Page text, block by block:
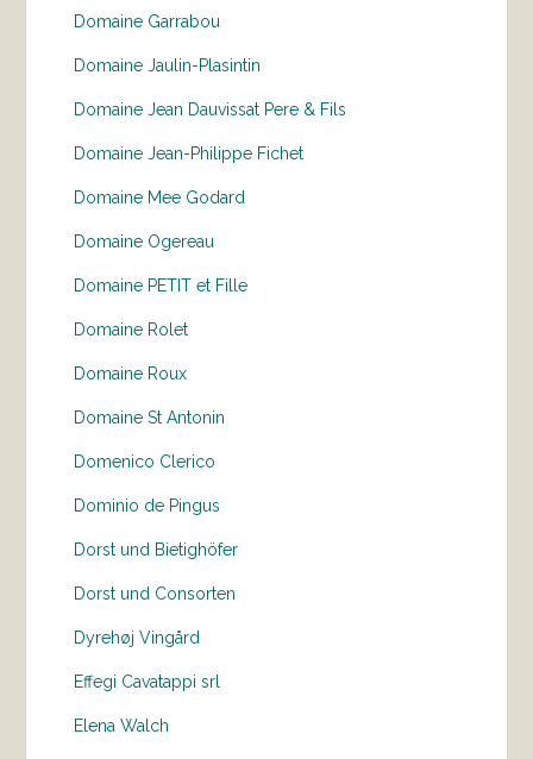
Domaine Garrabou
Domaine Jaulin-Plasintin
Domaine Jean Dauvissat Pere & Fils
Domaine Jean-Philippe Fichet
Domaine Mee Godard
Domaine Ogereau
Domaine PETIT et Fille
Domaine Rolet
Domaine Roux
Domaine St Antonin
Domenico Clerico
Dominio de Pingus
Dorst und Bietighöfer
Dorst und Consorten
Dyrehøj Vingård
Effegi Cavatappi srl
Elena Walch